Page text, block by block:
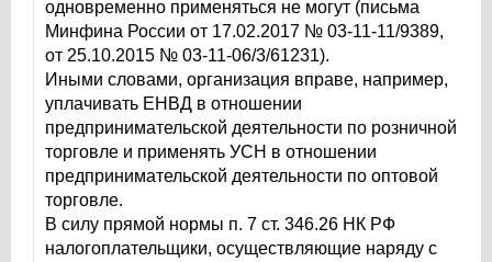
одновременно применяться не могут (письма
Минфина России от 17.02.2017 № 03-11-11/9389,
от 25.10.2015 № 03-11-06/3/61231).
Иными словами, организация вправе, например,
уплачивать ЕНВД в отношении
предпринимательской деятельности по розничной
торговле и применять УСН в отношении
предпринимательской деятельности по оптовой
торговле.
В силу прямой нормы п. 7 ст. 346.26 НК РФ
налогоплательщики, осуществляющие наряду с